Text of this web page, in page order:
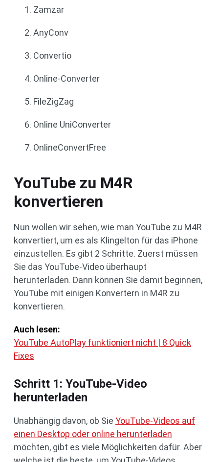
Zamzar
AnyConv
Convertio
Online-Converter
FileZigZag
Online UniConverter
OnlineConvertFree
YouTube zu M4R
konvertieren
Nun wollen wir sehen, wie man YouTube zu M4R
konvertiert, um es als Klingelton für das iPhone
einzustellen. Es gibt 2 Schritte. Zuerst müssen
Sie das YouTube-Video überhaupt
herunterladen. Dann können Sie damit beginnen,
YouTube mit einigen Konvertern in M4R zu
konvertieren.
Auch lesen:
YouTube AutoPlay funktioniert nicht | 8 Quick
Fixes
Schritt 1: YouTube-Video
herunterladen
Unabhängig davon, ob Sie YouTube-Videos auf
einen Desktop oder online herunterladen
möchten, gibt es viele Möglichkeiten dafür. Aber